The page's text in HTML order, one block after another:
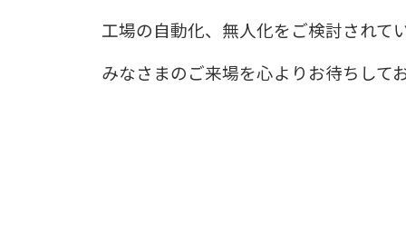
工場の自動化、無人化をご検討されて
みなさまのご来場を心よりお待ちして